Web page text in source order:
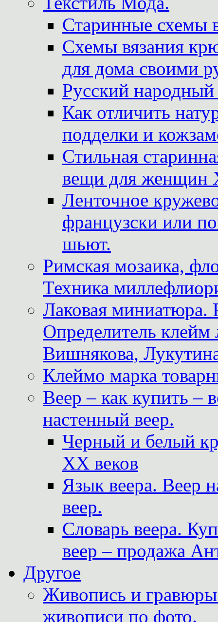
Старинные схемы
Схемы вязания
для дома своими
Русский
Как отличить
подделки и
Стильная
вещи для женщин
Ленточное
французски или
шьют.
Римская мозаика,
Техника
Лаковая миниатюра.
Определитель
Вишнякова,
Клеймо марка
Веер – как купить –
настенный веер.
Черный и белый
XX веков
Язык веера. Веер
веер.
Словарь веера.
веер – продажа
Другое
Живопись и
живописи по фото.